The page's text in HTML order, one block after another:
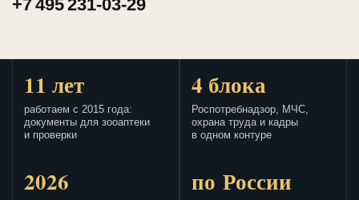
+7 495 231-03-29
11 лет
работаем с 2015 года:
документы для зооаптеки
и проверки
4 блока
Роспотребнадзор, МЧС,
охрана труда и кадры
в одном контуре
2026 по России